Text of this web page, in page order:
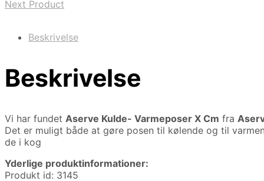
Next Product
Beskrivelse
Beskrivelse
Vi har fundet Aserve Kulde- Varmeposer X Cm fra
Det er muligt både at gøre posen til kølende og til
de i kog
Yderlige produktinformationer:
Produkt id: 3145